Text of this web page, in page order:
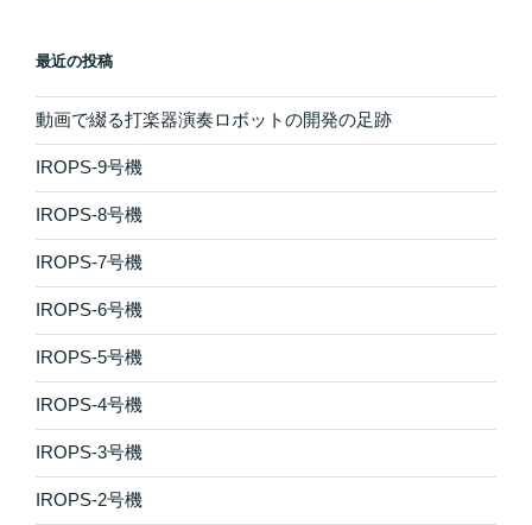
最近の投稿
動画で綴る打楽器演奏ロボットの開発の足跡
IROPS-9号機
IROPS-8号機
IROPS-7号機
IROPS-6号機
IROPS-5号機
IROPS-4号機
IROPS-3号機
IROPS-2号機